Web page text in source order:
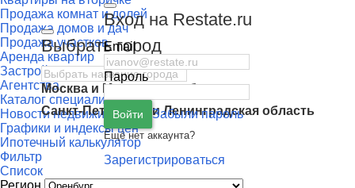
Продажа комнат и долей
Продажа домов и дач
Продажа участков
Аренда квартир
Застройщики
Агентства
Каталог специалистов
Новости недвижимости
Графики и индексы цен
Ипотечный калькулятор
Выбрать город
Москва и Московская область
Санкт-Петербург
иЛенинградская область
Вход на Restate.ru
Email
Пароль
Войти Забыли пароль
Ещё нет аккаунта?
Зарегистрироваться
Фильтр
Список
Регион